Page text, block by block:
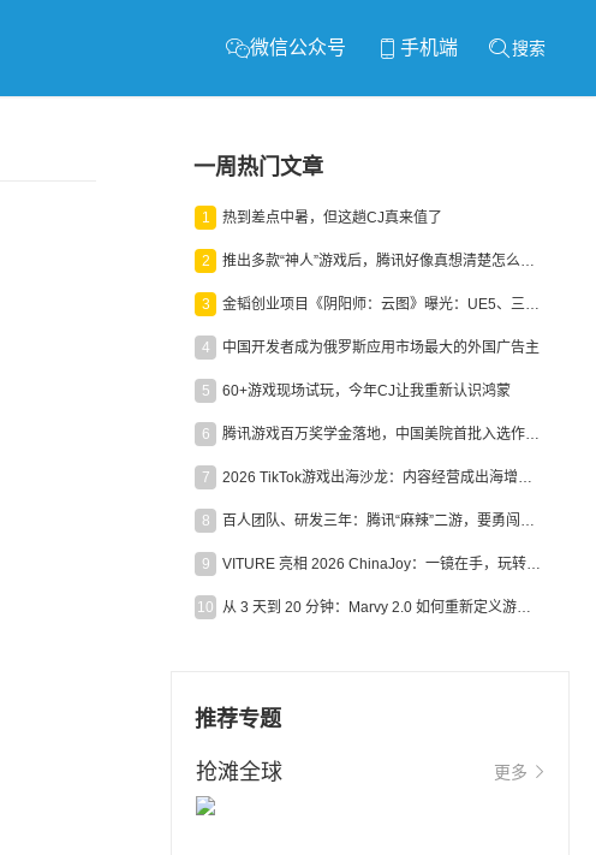
微信公众号 手机端 搜索
一周热门文章
1 热到差点中暑，但这趟CJ真来值了
2 推出多款“神人”游戏后，腾讯好像真想清楚怎么做二次元了
3 金韬创业项目《阴阳师：云图》曝光：UE5、三端互通、ARPG
4 中国开发者成为俄罗斯应用市场最大的外国广告主
5 60+游戏现场试玩，今年CJ让我重新认识鸿蒙
6 腾讯游戏百万奖学金落地，中国美院首批入选作品获业内关注
7 2026 TikTok游戏出海沙龙：内容经营成出海增长新引擎
8 百人团队、研发三年：腾讯“麻辣”二游，要勇闯男性恋爱市场
9 VITURE 亮相 2026 ChinaJoy：一镜在手，玩转全场！
10 从 3 天到 20 分钟：Marvy 2.0 如何重新定义游戏出海营销效率？
推荐专题
抢滩全球 更多